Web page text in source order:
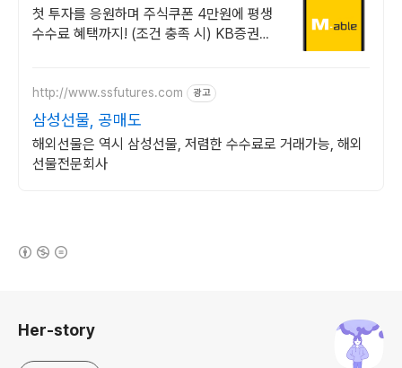
식쿠폰 최대 5만원
첫 투자를 응원하며 주식쿠폰 4만원에 평생
수수료 혜택까지! (조건 충족 시) KB증권에
http://www.ssfutures.com 광고
삼성선물, 공매도
해외선물은 역시 삼성선물, 저렴한 수수료로 거래가능, 해외
선물전문회사
Her-story